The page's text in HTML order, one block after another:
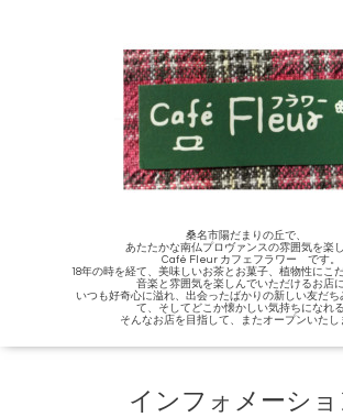
桑名市陽だまりの丘で、
あたたかな南仏プロヴァンスの雰囲気を楽
Café Fleur カフェフラワー です。
18年の時を経て、美味しいお茶とお菓子、植物性にこ
音楽と雰囲気を楽しんでいただけるお店に
いつも好奇心に溢れ、出会ったばかりの新しい友だち
て、そしてどこか懐かしい気持ちになれる
そんなお店を目指して、またオープンいたし
インフォメーショ